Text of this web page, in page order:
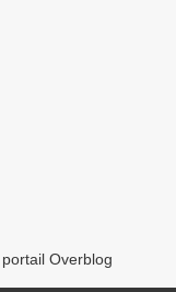
Overblog